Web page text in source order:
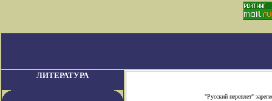
ЛИТЕРАТУРА
"Русский переплет"